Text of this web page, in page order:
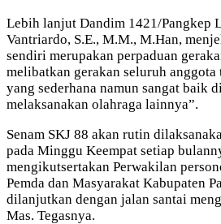
Lebih lanjut Dandim 1421/Pangkep
Vantriardo, S.E., M.M., M.Han,
sendiri merupakan perpaduan
melibatkan gerakan seluruh anggota
yang sederhana namun sangat baik
melaksanakan olahraga lainnya”.
Senam SKJ 88 akan rutin
pada Minggu Keempat setiap
mengikutsertakan Perwakilan
Pemda dan Masyarakat Kabupaten
dilanjutkan dengan jalan santai
Mas. Tegasnya.